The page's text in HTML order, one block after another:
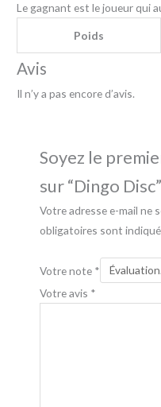
Le gagnant est le joueur qui
Poids
Avis
Il n’y a pas encore d’avis.
Soyez le
sur “Dingo Disc”
Votre adresse e-mail ne
obligatoires sont
Votre note *
Votre avis *